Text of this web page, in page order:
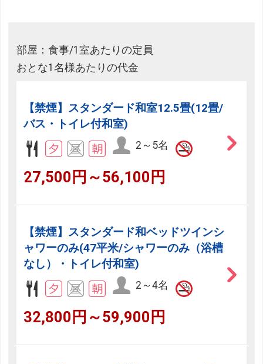
部屋：食事/1室あたりの定員
おとな1名様あたりの代金
【禁煙】スタンダード和室12.5畳(12畳/
バス・トイレ付和室)
2～5名
27,500円～56,100円
【禁煙】スタンダード和ベッドツインシ
ャワーのみ(47平米/シャワーのみ（浴槽
なし）・トイレ付和室)
2～4名
32,800円～59,900円